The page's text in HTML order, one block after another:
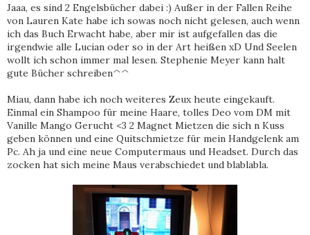
Jaaa, es sind 2 Engelsbücher dabei :) Außer in der Fallen Reihe
von Lauren Kate habe ich sowas noch nicht gelesen, auch wenn
ich das Buch Erwacht habe, aber mir ist aufgefallen das die
irgendwie alle Lucian oder so in der Art heißen xD Und Seelen
wollt ich schon immer mal lesen. Stephenie Meyer kann halt
gute Bücher schreiben^^
Miau, dann habe ich noch weiteres Zeux heute eingekauft.
Einmal ein Shampoo für meine Haare, tolles Deo vom DM mit
Vanille Mango Gerucht <3 2 Magnet Mietzen die sich n Kuss
geben können und eine Quitschmietze für mein Handgelenk am
Pc. Ah ja und eine neue Computermaus und Headset. Durch das
zocken hat sich meine Maus verabschiedet und blablabla.